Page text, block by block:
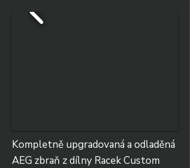
Kompletně upgradovaná a odladěná
AEG zbraň z dílny Racek Custom